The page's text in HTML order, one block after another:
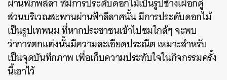
ส่วนบริเวณสะพานผ่านฟ้าลีลาศนั้น มีการประดับดอกไม้
เป็นรูปเทพนม ที่หากประชาชนเข้าไปชมใกล้ๆ จะพบ
ว่าการตกแต่งนั้นมีความละเอียดประณีต เหมาะสำหรับ
เป็นจุดบันทึกภาพ เพื่อเก็บความประทับใจในกิจกรรมครั้ง
นี้เอาไว้
ค้นหา